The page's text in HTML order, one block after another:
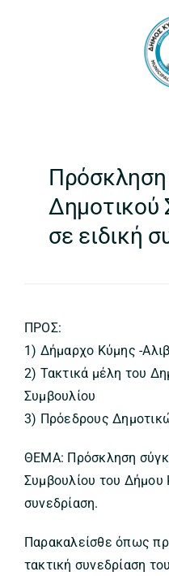
Δημοτικού
σε ειδική
ΠΡΟΣ:
1) Δήμαρχο Κύμης -
2) Τακτικά μέλη του
Συμβουλίου
3) Πρόεδρους
ΘΕΜΑ: Πρόσκληση
Συμβουλίου του Δήμου
συνεδρίαση.
Παρακαλείσθε όπως
τακτική συνεδρίαση